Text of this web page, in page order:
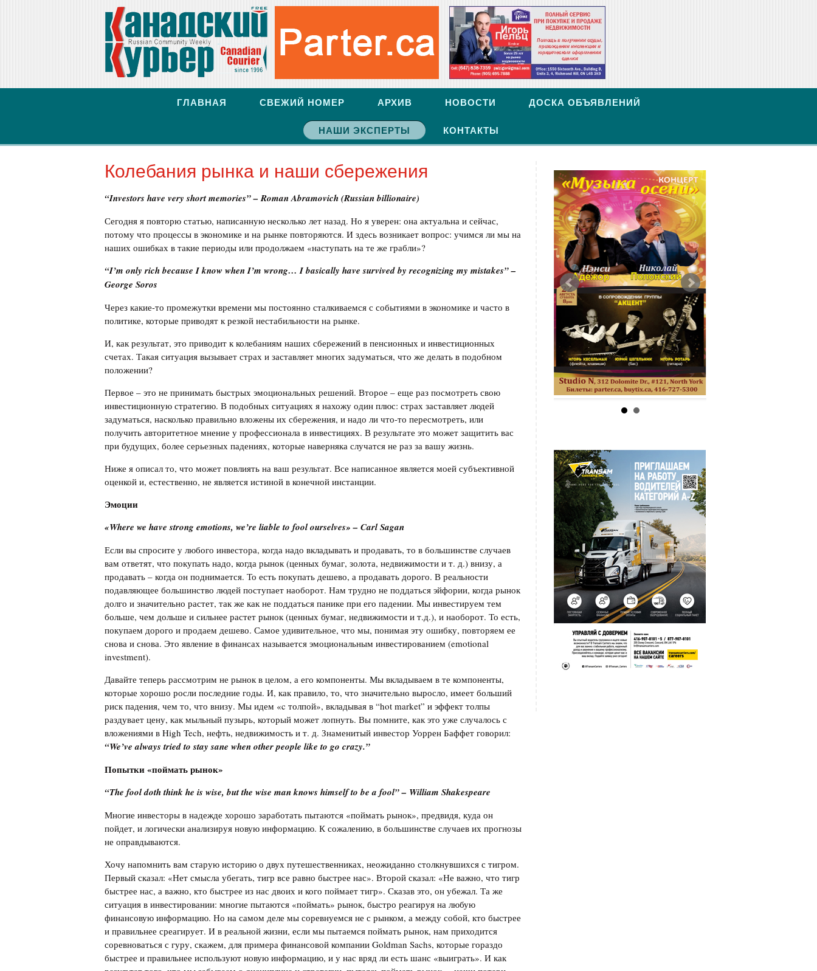
ГЛАВНАЯ СВЕЖИЙ НОМЕР АРХИВ НОВОСТИ ДОСКА ОБЪЯВЛЕНИЙ
НАШИ ЭКСПЕРТЫ КОНТАКТЫ
Колебания рынка и наши сбережения
“Investors have very short memories”– Roman Abramovich(Russian billionaire)
Сегодня я повторю статью, написанную несколько лет назад. Но я уверен: она актуальна и сейчас,
потому что процессы в экономике и на рынке повторяются. И здесь возникает вопрос: учимся ли мы на
наших ошибках в такие периоды или продолжаем «наступать на те же грабли»?
“I’m only rich because I know when I’m wrong… I basically have survived by recognizing my mistakes” –
George Soros
Через какие-то промежутки времени мы постоянно сталкиваемся с событиями в экономике и часто в
политике, которые приводят к резкой нестабильности на рынке.
И, как результат, это приводит к колебаниям наших сбережений в пенсионных и инвестиционных
счетах. Такая ситуация вызывает страх и заставляет многих задуматься, что же делать в подобном
положении?
Первое – это не принимать быстрых эмоциональных решений. Второе – еще раз посмотреть свою
инвестиционную стратегию. В подобных ситуациях я нахожу один плюс: страх заставляет людей
задуматься, насколько правильно вложены их сбережения, и надо ли что-то пересмотреть, или
получить авторитетное мнение у профессионала в инвестициях. В результате это может защитить вас
при будущих, более серьезных падениях, которые наверняка случатся не раз за вашу жизнь.
Ниже я описал то, что может повлиять на ваш результат. Все написанное является моей субъективной
оценкой и, естественно, не является истиной в конечной инстанции.
Эмоции
«Where we have strong emotions, we’re liable to fool ourselves» – Carl Sagan
Если вы спросите у любого инвестора, когда надо вкладывать и продавать, то в большинстве случаев
вам ответят, что покупать надо, когда рынок (ценных бумаг, золота, недвижимости и т. д.) внизу, а
продавать – когда он поднимается. То есть покупать дешево, а продавать дорого. В реальности
подавляющее большинство людей поступает наоборот. Нам трудно не поддаться эйфории, когда рынок
долго и значительно растет, так же как не поддаться панике при его падении. Мы инвестируем тем
больше, чем дольше и сильнее растет рынок (ценных бумаг, недвижимости и т.д.), и наоборот. То есть,
покупаем дорого и продаем дешево. Самое удивительное, что мы, понимая эту ошибку, повторяем ее
снова и снова. Это явление в финансах называется эмоциональным инвестированием (emotional
investment).
Давайте теперь рассмотрим не рынок в целом, а его компоненты. Мы вкладываем в те компоненты,
которые хорошо росли последние годы. И, как правило, то, что значительно выросло, имеет больший
риск падения, чем то, что внизу. Мы идем «c толпой», вкладывая в “hot market” и эффект толпы
раздувает цену, как мыльный пузырь, который может лопнуть. Вы помните, как это уже случалось с
вложениями в High Tech, нефть, недвижимость и т. д. Знаменитый инвестор Уоррен Баффет говорил:
“We’ve always triedto stay sane whenotherpeople like to go crazy.”
Попытки«пойматьрынок»
“The fool doth think he is wise, but the wise man knows himself to be a fool” – William Shakespeare
Многие инвесторы в надежде хорошо заработать пытаются «поймать рынок», предвидя, куда он
пойдет, и логически анализируя новую информацию. К сожалению, в большинстве случаев их прогнозы
не оправдываются.
Хочу напомнить вам старую историю о двух путешественниках, неожиданно столкнувшихся с тигром.
Первый сказал: «Нет смысла убегать, тигр все равно быстрее нас». Второй сказал: «Не важно, что тигр
быстрее нас, а важно, кто быстрее из нас двоих и кого поймает тигр». Сказав это, он убежал. Та же
ситуация в инвестировании: многие пытаются «поймать» рынок, быстро реагируя на любую
финансовую информацию. Но на самом деле мы соревнуемся не с рынком, а между собой, кто быстрее
и правильнее среагирует. И в реальной жизни, если мы пытаемся поймать рынок, нам приходится
соревноваться с гуру, скажем, для примера финансовой компании Goldman Sachs, которые гораздо
быстрее и правильнее используют новую информацию, и у нас вряд ли есть шанс «выиграть». И как